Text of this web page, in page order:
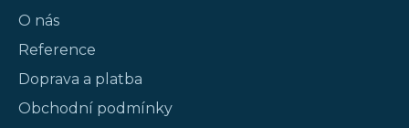
O nás
Reference
Doprava a platba
Obchodní podmínky